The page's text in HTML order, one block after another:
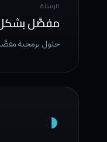
الرسالة
مفصَّل
حلول برمجية
◑